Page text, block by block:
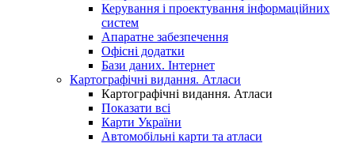
Керування і проектування інформаційних
систем
Апаратне забезпечення
Офісні додатки
Бази даних. Інтернет
Картографічні видання. Атласи
Картографічні видання. Атласи
Показати всі
Карти України
Автомобільні карти та атласи